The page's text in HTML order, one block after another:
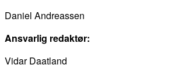
Daniel Andreassen
Ansvarlig redaktør:
Vidar Daatland